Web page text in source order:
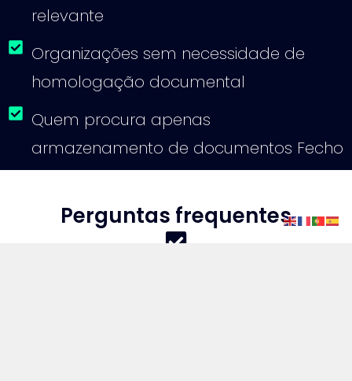
relevante
Organizações sem necessidade de
homologação documental
Quem procura apenas
armazenamento de documentos Fecho
Perguntas frequentes